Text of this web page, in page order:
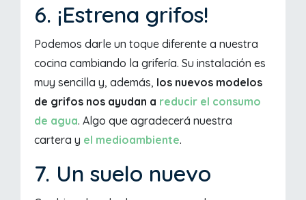
6. ¡Estrena grifos!
Podemos darle un toque diferente a nuestra
cocina cambiando la grifería. Su instalación es
muy sencilla y, además, los nuevos modelos
de grifos nos ayudan a reducir el consumo
de agua. Algo que agradecerá nuestra
cartera y el medioambiente.
7. Un suelo nuevo